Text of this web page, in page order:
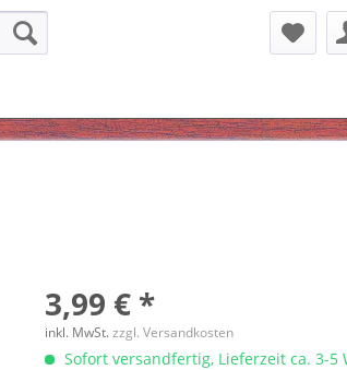
3,99 € *
inkl. MwSt.zzgl. Versandkosten
Sofort versandfertig, Lieferzeit ca. 3-5